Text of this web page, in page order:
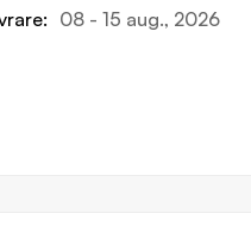
08 - 15 aug., 2026